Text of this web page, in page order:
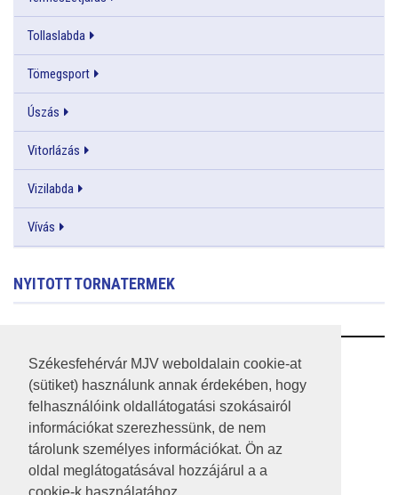
Székesfehérvár MJV weboldalain cookie-at
(sütiket) használunk annak érdekében, hogy
felhasználóink oldallátogatási szokásairól
információkat szerezhessünk, de nem
tárolunk személyes információkat. Ön az
oldal meglátogatásával hozzájárul a a
Tollaslabda
Tömegsport
Úszás
Vitorlázás
Vizilabda
Vívás
NYITOTT TORNATERMEK
RSS
A HONLAP 2017.03.31-I ÁLLAPOTA
JOGI NYILATKOZAT
IMPRESSZUM